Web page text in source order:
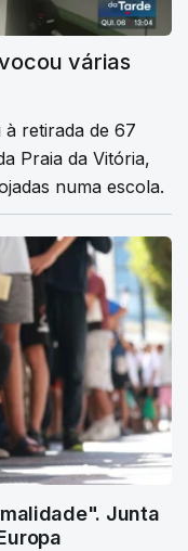
várias
retirada de 67
Praia da Vitória,
numa escola.
Junta